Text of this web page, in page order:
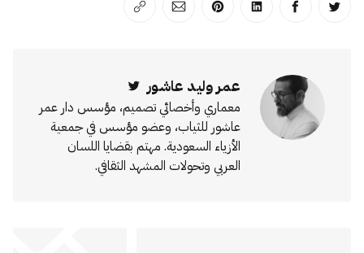
انشر على تويترانشر على الفيسبوك
انشر على لينكد إن
انشر على بينترست
انشر على الإيميل
انسخ الرابط
عمر وليد عاشور
معماري وأخصائي تصميم، مؤسس دار عمر
عاشور للثياب، وعضو مؤسس في جمعية
الأزياء السعودية. مهتم بقضايا اللسان
العربي وتحولات المشهد الثقافي.